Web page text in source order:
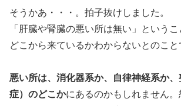
そうかあ・・・。拍子抜けしました。
「肝臓や腎臓の悪い所は無い」という
どこから来ているかわからないとのこと
悪い所は、消化器系か、自律神経系か
症）のどこかにあるのかもしれません。